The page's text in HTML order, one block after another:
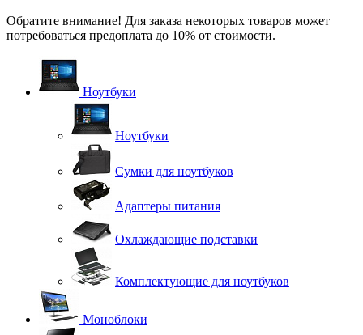
Обратите внимание! Для заказа некоторых товаров может
потребоваться предоплата до 10% от стоимости.
Ноутбуки
Ноутбуки
Сумки для ноутбуков
Адаптеры питания
Охлаждающие подставки
Комплектующие для ноутбуков
Моноблоки